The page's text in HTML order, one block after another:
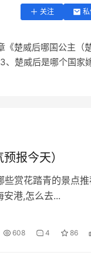
关注
《楚威后哪国公主（
、楚威后是哪个国家
报今天）
些赏花踏青的景点推
港,怎么去...
608 4 86